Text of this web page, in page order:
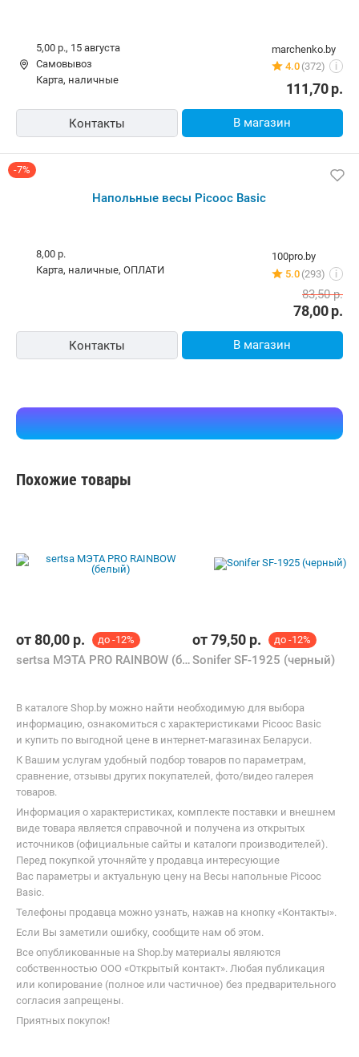
marchenko.by
4.0 (372) i
5,00 р., 15 августа
Самовывоз
карта, наличные
111,70р.
Контакты В магазин
-7%
Напольные весы Picooc Basic
100pro.by
5.0 (293) i
8,00 р.
карта, наличные, ОПЛАТИ
78,00р.
83,50р.
Контакты В магазин
Похожие товары
от80,00 р. до -12%
sertsa МЭТА PRO RAINBOW (белый)
от79,50 р. до -12%
Sonifer SF-1925 (черный)
В каталоге Shop.by можно найти необходимую для выбора
информацию, ознакомиться с характеристиками Picooc Basic
и купить по выгодной цене в интернет-магазинах Беларуси.
К Вашим услугам удобный подбор товаров по параметрам,
сравнение, отзывы других покупателей, фото/видео галерея
товаров.
Информация о характеристиках, комплекте поставки и внешнем
виде товара является справочной и получена из открытых
источников (официальные сайты и каталоги производителей).
Перед покупкой уточняйте у продавца интересующие
Вас параметры и актуальную цену на Весы напольные Picooc
Basic.
Телефоны продавца можно узнать, нажав на кнопку «Контакты».
Если Вы заметили ошибку, сообщите нам об этом.
Все опубликованные на Shop.by материалы являются
собственностью ООО «Открытый контакт». Любая публикация
или копирование (полное или частичное) без предварительного
согласия запрещены.
Приятных покупок!